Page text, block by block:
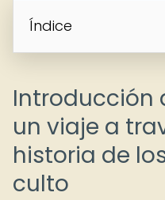
Índice
Introducción
un viaje a
historia de
culto